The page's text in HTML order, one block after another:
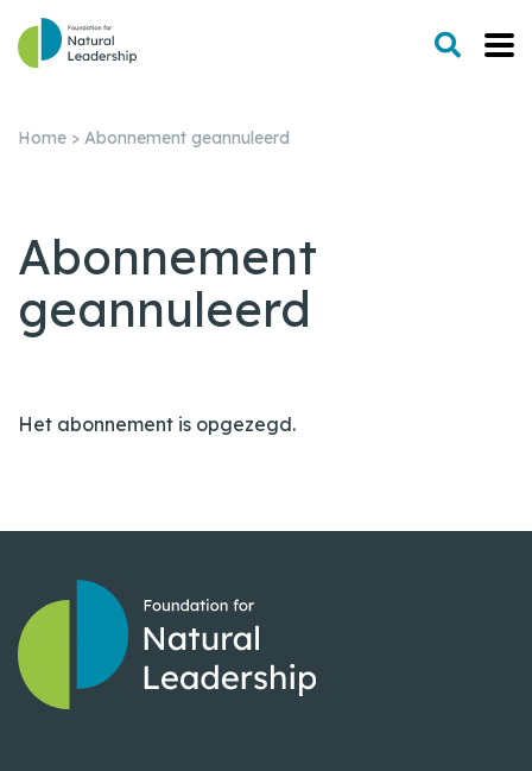
Home > Abonnement geannuleerd
Abonnement
geannuleerd
Het abonnement is opgezegd.